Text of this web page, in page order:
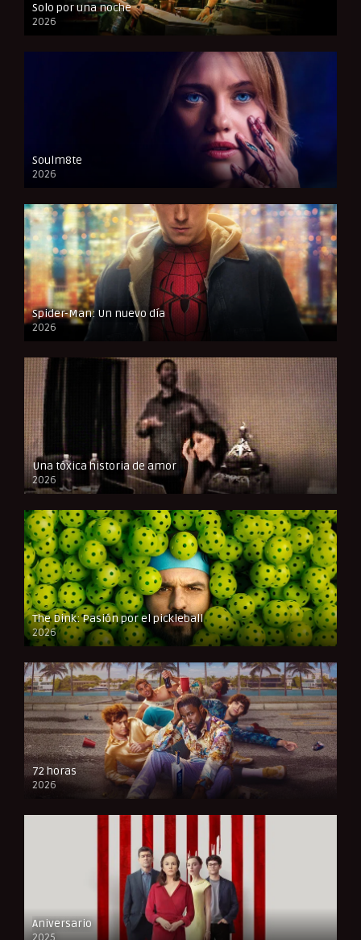
Solo por una noche
2026
CAM
Soulm8te
2026
FULL HD
Spider-Man: Un nuevo día
2026
CAM
Una tóxica historia de amor
2026
FULL HD
The Dink: Pasión por el pickleball
2026
FULL HD
72 horas
2026
FULL HD
Aniversario